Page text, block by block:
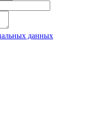
данных